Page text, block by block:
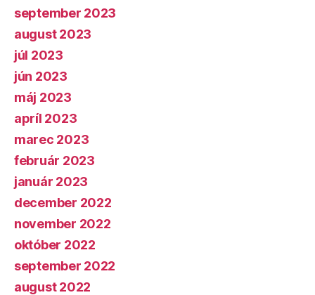
september 2023
august 2023
júl 2023
jún 2023
máj 2023
apríl 2023
marec 2023
február 2023
január 2023
december 2022
november 2022
október 2022
september 2022
august 2022